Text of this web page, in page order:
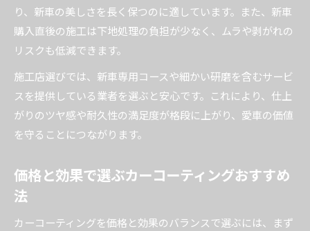
り、新車の美しさを長く保つのに適しています。また、新車
購入直後の施工は下地処理の負担が少なく、ムラや剥がれの
リスクも低減できます。
施工店選びでは、新車専用コースや細かい研磨を含むサービ
スを提供している業者を選ぶと安心です。これにより、仕上
がりのツヤ感や耐久性の満足度が格段に上がり、愛車の価値
を守ることにつながります。
価格と効果で選ぶカーコーティングおすすめ
法
カーコーティングを価格と効果のバランスで選ぶには、まず